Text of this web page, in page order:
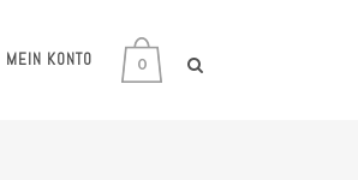
0
MEIN KONTO